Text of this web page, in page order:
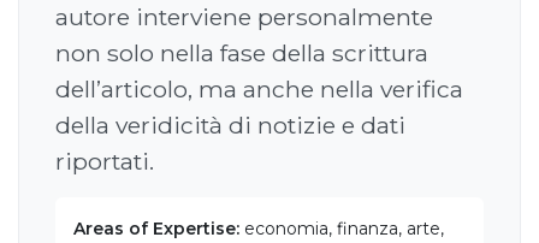
autore interviene personalmente
non solo nella fase della scrittura
dell’articolo, ma anche nella verifica
della veridicità di notizie e dati
riportati.
Areas of Expertise: economia, finanza, arte,